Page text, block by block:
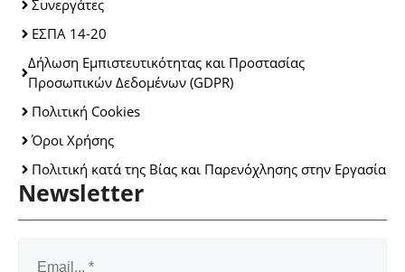
Συνεργάτες
ΕΣΠΑ 14-20
Δήλωση Εμπιστευτικότητας και Προστασίας
Προσωπικών Δεδομένων (GDPR)
Πολιτική Cookies
Όροι Χρήσης
Πολιτική κατά της Βίας και Παρενόχλησης στην Εργασία
Newsletter